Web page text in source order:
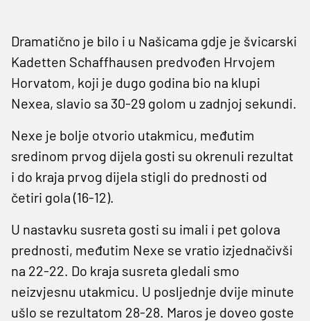
Dramatično je bilo i u Našicama gdje je švicarski
Kadetten Schaffhausen predvođen Hrvojem
Horvatom, koji je dugo godina bio na klupi
Nexea, slavio sa 30-29 golom u zadnjoj sekundi.
Nexe je bolje otvorio utakmicu, međutim
sredinom prvog dijela gosti su okrenuli rezultat
i do kraja prvog dijela stigli do prednosti od
četiri gola (16-12).
U nastavku susreta gosti su imali i pet golova
prednosti, međutim Nexe se vratio izjednačivši
na 22-22. Do kraja susreta gledali smo
neizvjesnu utakmicu. U posljednje dvije minute
ušlo se rezultatom 28-28. Maros je doveo goste